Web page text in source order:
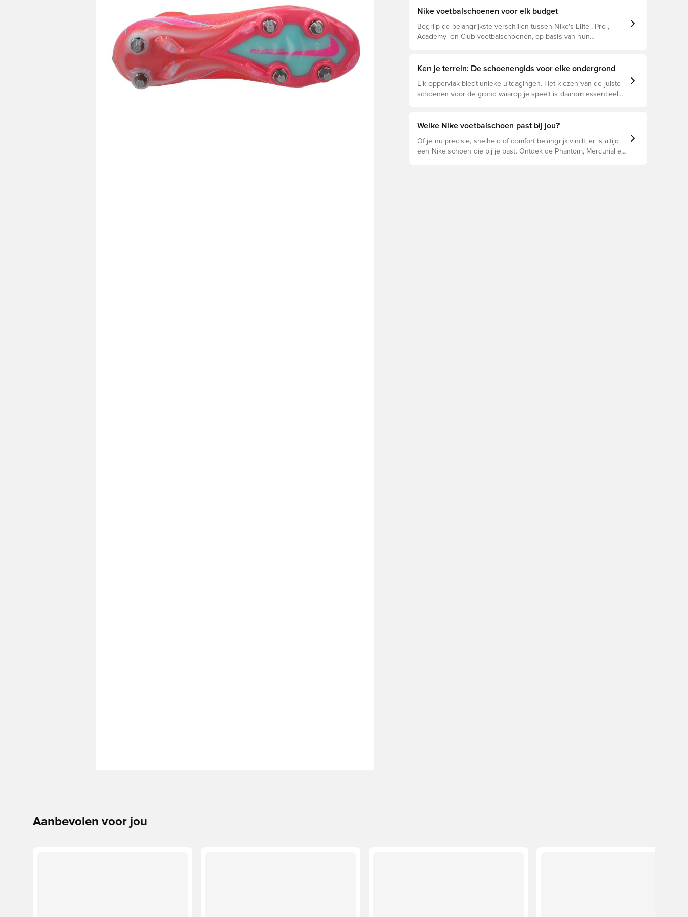
Nike voetbalschoenen voor elk budget
Begrijp de belangrijkste verschillen tussen Nike's Elite-, Pro-,
Academy- en Club-voetbalschoenen, op basis van hun
Ken je terrein: De schoenengids voor elke ondergrond
Elk oppervlak biedt unieke uitdagingen. Het kiezen van de juiste
schoenen voor de grond waarop je speelt is daarom essentieel
schoenen de beste keuze zijn voor de verschillende
Welke Nike voetbalschoen past bij jou?
Of je nu precisie, snelheid of comfort belangrijk vindt, er is altijd
een Nike schoen die bij je past. Ontdek de Phantom, Mercurial en
Aanbevolen voor jou